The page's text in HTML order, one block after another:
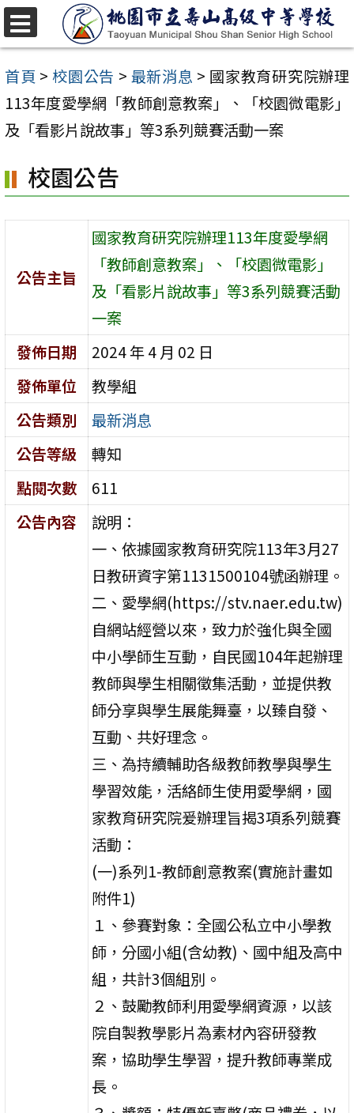
跳
至
主
要
內
區
首頁 > 校園公告 > 最新消息 > 國家教育研究院辦理
113年度愛學網「教師創意教案」、「校園微電影」
及「看影片說故事」等3系列競賽活動一案
校園公告
公告主旨
國家教育研究院辦理113年度愛學網
「教師創意教案」、「校園微電影」
及「看影片說故事」等3系列競賽活動
一案
發佈日期
2024 年 4 月 02 日
發佈單位
教學組
公告類別
最新消息
公告等級
轉知
點閱次數
611
公告內容
說明：
一、依據國家教育研究院113年3月27
日教研資字第1131500104號函辦理。
二、愛學網(https://stv.naer.edu.tw)
自網站經營以來，致力於強化與全國
中小學師生互動，自民國104年起辦理
教師與學生相關徵集活動，並提供教
師分享與學生展能舞臺，以臻自發、
互動、共好理念。
三、為持續輔助各級教師教學與學生
學習效能，活絡師生使用愛學網，國
家教育研究院爰辦理旨揭3項系列競賽
活動：
(一)系列1-教師創意教案(實施計畫如
附件1)
１、參賽對象：全國公私立中小學教
師，分國小組(含幼教)、國中組及高中
組，共計3個組別。
２、鼓勵教師利用愛學網資源，以該
院自製教學影片為素材內容研發教
案，協助學生學習，提升教師專業成
長。
選
單